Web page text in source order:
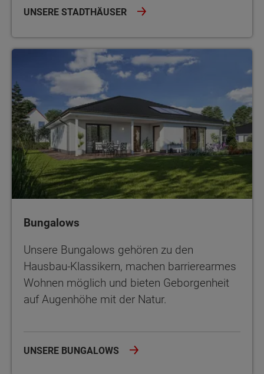
UNSERE STADTHÄUSER
Bungalows
Bungalows
Unsere Bungalows gehören zu den
Hausbau-Klassikern, machen barrierearmes
Wohnen möglich und bieten Geborgenheit
auf Augenhöhe mit der Natur.
UNSERE BUNGALOWS